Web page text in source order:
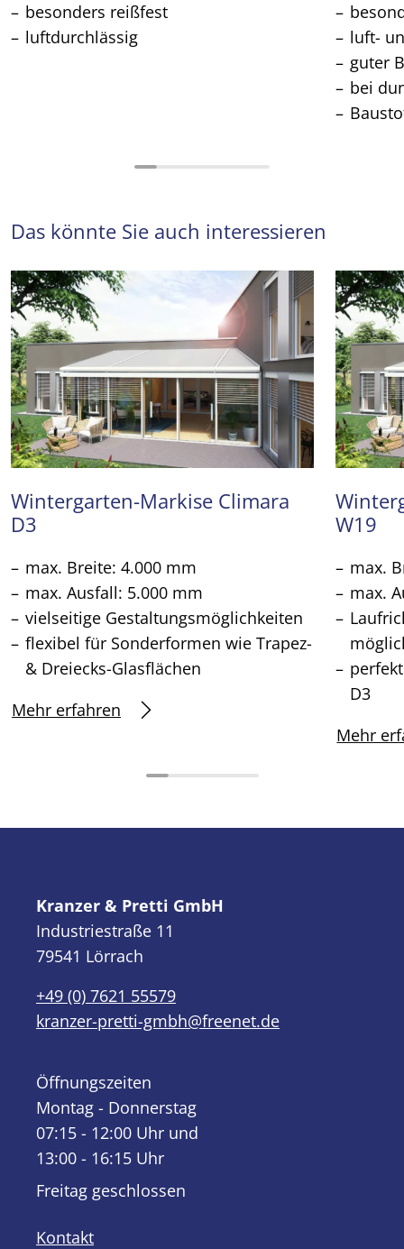
besonders reißfest
luftdurchlässig
luft-
guter
bei
Das könnte Sie auch interessieren
Wintergarten-Markise Climara
D3
max. Breite: 4.000 mm
max. Ausfall: 5.000 mm
vielseitige Gestaltungsmöglichkeiten
flexibel für Sonderformen wie Trapez-
& Dreiecks-Glasflächen
Mehr erfahren
W19
max.
max.
D3
Mehr
Kranzer & Pretti GmbH
Industriestraße 11
79541 Lörrach
+49 (0) 7621 55579
kranzer-pretti-gmbh@freenet.de
Öffnungszeiten
Montag - Donnerstag
07:15 - 12:00 Uhr und
13:00 - 16:15 Uhr
Freitag geschlossen
Kontakt